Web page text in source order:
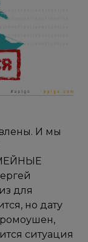
И мы
для
но дату
ситуация